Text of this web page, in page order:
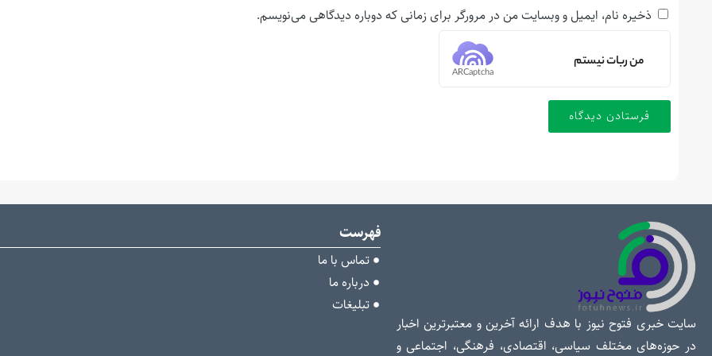
ذخیره نام، ایمیل و وبسایت من در مرورگر برای زمانی که دوباره دیدگاهی می‌نویسم.
من ربات نیستم
ARCaptcha
سایت خبری فتوح نیوز با هدف ارائه آخرین و معتبرترین اخبار
در حوزه‌های مختلف سیاسی، اقتصادی، فرهنگی، اجتماعی و
فهرست
تماس با ما
درباره ما
تبلیغات